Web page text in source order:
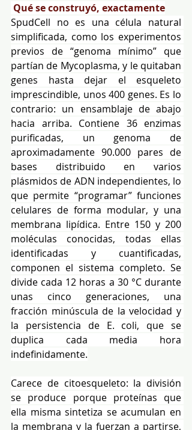
Qué se construyó, exactamente
SpudCell no es una célula natural
simplificada, como los experimentos
previos de “genoma mínimo” que
partían de Mycoplasma, y le quitaban
genes hasta dejar el esqueleto
imprescindible, unos 400 genes. Es lo
contrario: un ensamblaje de abajo
hacia arriba. Contiene 36 enzimas
purificadas, un genoma de
aproximadamente 90.000 pares de
bases distribuido en varios
plásmidos de ADN independientes, lo
que permite “programar” funciones
celulares de forma modular, y una
membrana lipídica. Entre 150 y 200
moléculas conocidas, todas ellas
identificadas y cuantificadas,
componen el sistema completo. Se
divide cada 12 horas a 30 °C durante
unas cinco generaciones, una
fracción minúscula de la velocidad y
la persistencia de E. coli, que se
duplica cada media hora
indefinidamente.
Carece de citoesqueleto: la división
se produce porque proteínas que
ella misma sintetiza se acumulan en
la membrana y la fuerzan a partirse,